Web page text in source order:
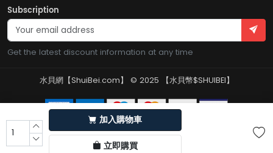
加入購物車
立即購買
Become a seller
Account
Subscription
Get the latest discount information at any time
水貝網【ShuiBei.com】 © 2025 【水貝幣$SHUIBEI】